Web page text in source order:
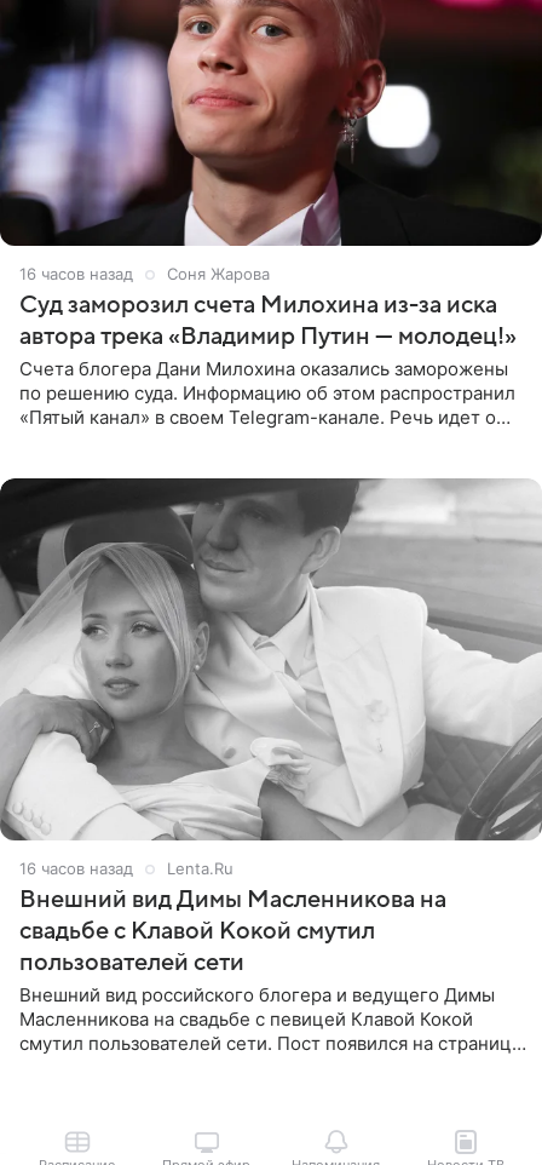
16 часов назад Соня Жарова
Суд заморозил счета Милохина из-за иска
автора трека «Владимир Путин — молодец!»
Счета блогера Дани Милохина оказались заморожены
по решению суда. Информацию об этом распространил
«Пятый канал» в своем Telegram-канале. Речь идет о
16 часов назад Lenta.Ru
Внешний вид Димы Масленникова на
свадьбе с Клавой Кокой смутил
пользователей сети
Внешний вид российского блогера и ведущего Димы
Масленникова на свадьбе с певицей Клавой Кокой
смутил пользователей сети. Пост появился на странице